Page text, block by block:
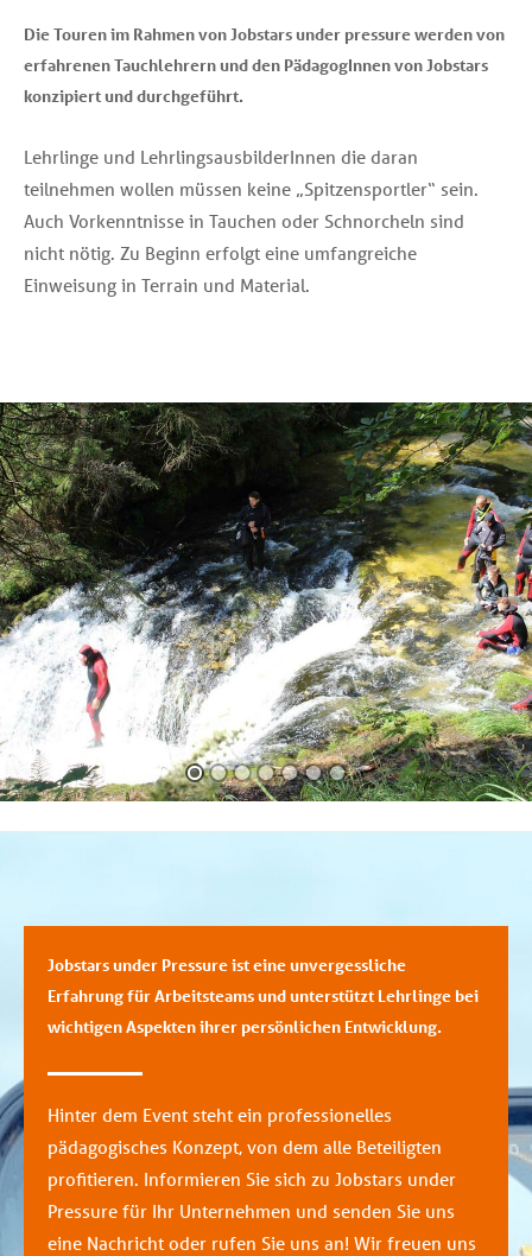
Die Touren im Rahmen von Jobstars under pressure werden von
erfahrenen Tauchlehrern und den PädagogInnen von Jobstars
konzipiert und durchgeführt.
Lehrlinge und LehrlingsausbilderInnen die daran
teilnehmen wollen müssen keine „Spitzensportler“ sein.
Auch Vorkenntnisse in Tauchen oder Schnorcheln sind
nicht nötig. Zu Beginn erfolgt eine umfangreiche
Einweisung in Terrain und Material.
Jobstars under Pressure ist eine unvergessliche
Erfahrung für Arbeitsteams und unterstützt Lehrlinge bei
wichtigen Aspekten ihrer persönlichen Entwicklung.
Hinter dem Event steht ein professionelles
pädagogisches Konzept, von dem alle Beteiligten
profitieren. Informieren Sie sich zu Jobstars under
Pressure für Ihr Unternehmen und senden Sie uns
eine Nachricht oder rufen Sie uns an! Wir freuen uns